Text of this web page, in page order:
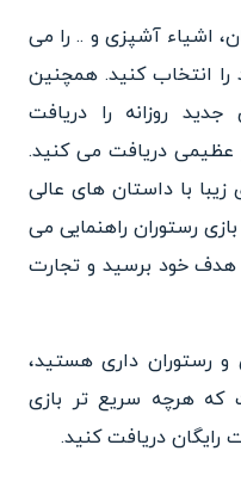
اشیاء آشپزی و .. را می
را انتخاب کنید. همچنین
روزانه را دریافت
عظیمی دریافت می کنید.
با داستان های عالی
رستوران راهنمایی می
خود برسید و تجارت
و رستوران داری هستید،
که هرچه سریع تر بازی
رایگان دریافت کنید.